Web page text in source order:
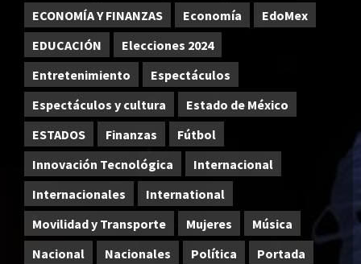
ECONOMÍA Y FINANZAS
Economía
EdoMex
EDUCACIÓN
Elecciones 2024
Entretenimiento
Espectáculos
Espectáculos y cultura
Estado de México
ESTADOS
Finanzas
Fútbol
Innovación Tecnológica
Internacional
Internacionales
International
Movilidad y Transporte
Mujeres
Música
Nacional
Nacionales Política
Portada